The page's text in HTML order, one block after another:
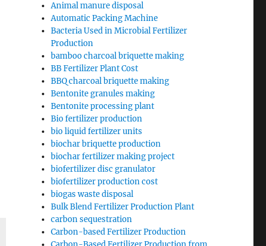
Animal manure disposal
Automatic Packing Machine
Bacteria Used in Microbial Fertilizer
Production
bamboo charcoal briquette making
BB Fertilizer Plant Cost
BBQ charcoal briquette making
Bentonite granules making
Bentonite processing plant
Bio fertilizer production
bio liquid fertilizer units
biochar briquette production
biochar fertilizer making project
biofertilizer disc granulator
biofertilizer production cost
biogas waste disposal
Bulk Blend Fertilizer Production Plant
carbon sequestration
Carbon-based Fertilizer Production